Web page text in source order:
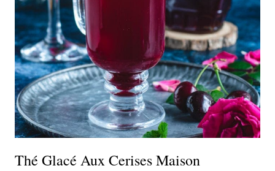
Thé Glacé Aux Cerises Maison